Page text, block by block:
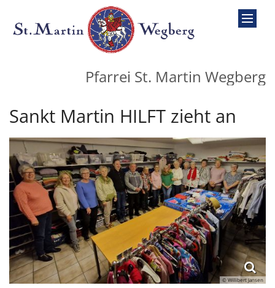
Zum Inhalt springen
Pfarrei St. Martin Wegberg
Sankt Martin HILFT zieht an
© Willibert Jansen